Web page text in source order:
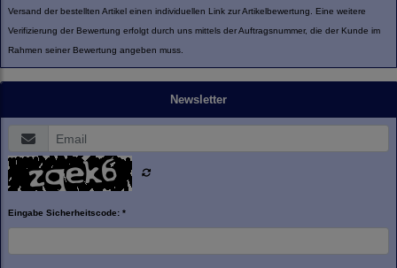
Versand der bestellten Artikel einen individuellen Link zur Artikelbewertung. Eine weitere
Verifizierung der Bewertung erfolgt durch uns mittels der Auftragsnummer, die der Kunde im
Rahmen seiner Bewertung angeben muss.
Newsletter
Eingabe Sicherheitscode: *